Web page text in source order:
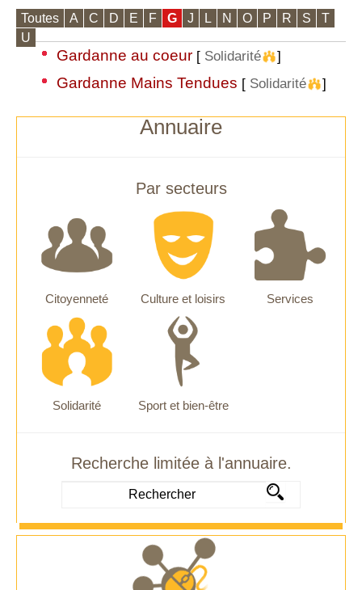
Toutes A C D E F G J L N O P R S
T
U
Gardanne au coeur [ Solidarité ]
Gardanne Mains Tendues [ Solidarité ]
Annuaire
Par secteurs
Citoyenneté Culture et loisirs Services
Solidarité Sport et bien-être
Recherche limitée à l'annuaire.